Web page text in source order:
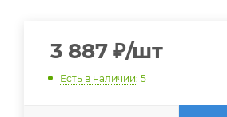
3 887 ₽/шт
Есть в наличии: 5